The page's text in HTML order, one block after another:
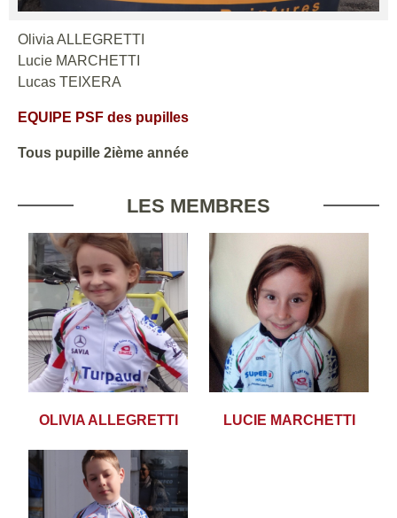
Olivia ALLEGRETTI
Lucie MARCHETTI
Lucas TEIXERA
EQUIPE PSF des pupilles
Tous pupille 2ième année
LES MEMBRES
OLIVIA ALLEGRETTI LUCIE MARCHETTI